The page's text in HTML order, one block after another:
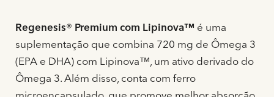
Regenesis® Premium com Lipinova™ é uma
suplementação que combina 720 mg de Ômega 3
(EPA e DHA) com Lipinova™, um ativo derivado do
Ômega 3. Além disso, conta com ferro